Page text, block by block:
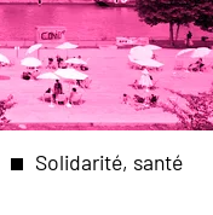
Solidarité, santé